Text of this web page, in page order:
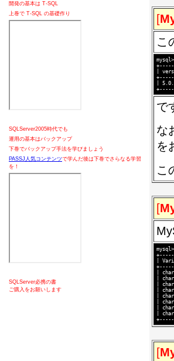
開発の基本は T-SQL
上巻で T-SQL の基礎作り
SQLServer2005時代でも
運用の基本はバックアップ
下巻でバックアップ手法を学びましょう
PASSJ人気コンテンツで学んだ後は下巻でさらなる学習
を！
SQLServer必携の書
ご購入をお願いします
[
こ
|
|
で
な
を
こ
[
|
|
|
|
|
|
|
|
|
[